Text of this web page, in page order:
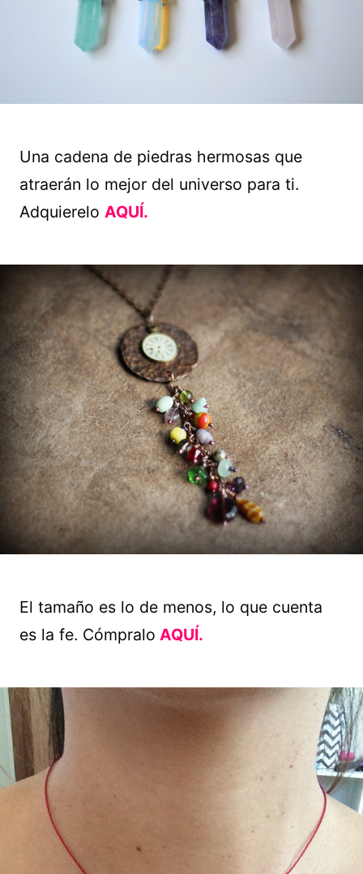
Una cadena de piedras hermosas que
atraerán lo mejor del universo para ti.
Adquierelo AQUÍ.
El tamaño es lo de menos, lo que cuenta
es la fe. Cómpralo AQUÍ.